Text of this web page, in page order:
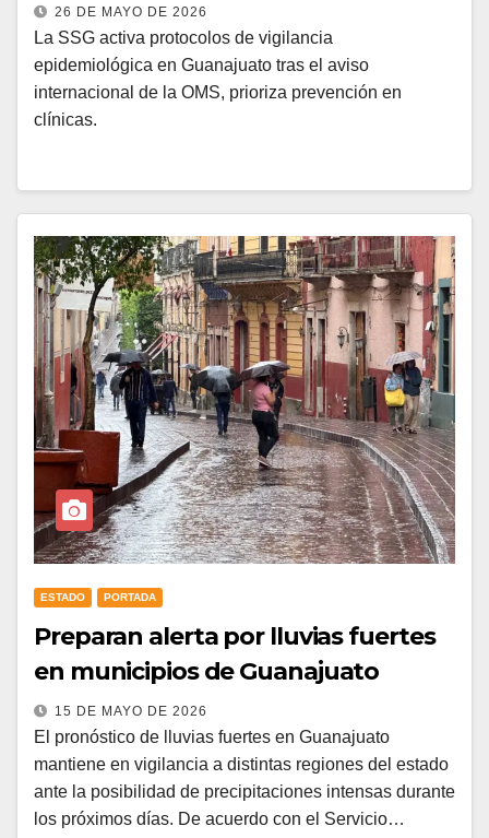
26 DE MAYO DE 2026
La SSG activa protocolos de vigilancia
epidemiológica en Guanajuato tras el aviso
internacional de la OMS, prioriza prevención en
clínicas.
ESTADO PORTADA
Preparan alerta por lluvias fuertes
en municipios de Guanajuato
15 DE MAYO DE 2026
El pronóstico de lluvias fuertes en Guanajuato
mantiene en vigilancia a distintas regiones del estado
ante la posibilidad de precipitaciones intensas durante
los próximos días. De acuerdo con el Servicio…